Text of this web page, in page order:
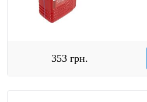
353 грн.